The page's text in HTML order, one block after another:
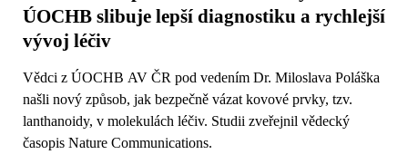
ÚOCHB slibuje lepší diagnostiku a rychlejší
vývoj léčiv
Vědci z ÚOCHB AV ČR pod vedením Dr. Miloslava Poláška
našli nový způsob, jak bezpečně vázat kovové prvky, tzv.
lanthanoidy, v molekulách léčiv. Studii zveřejnil vědecký
časopis Nature Communications.